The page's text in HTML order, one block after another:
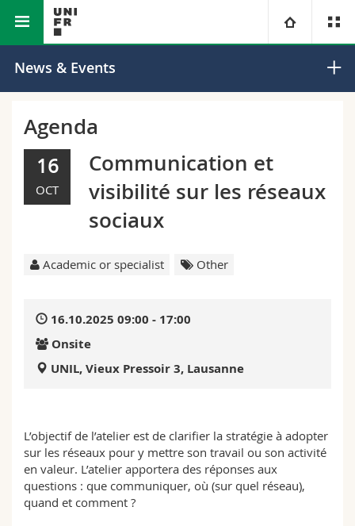
University
Campus
Research
Theology
Law
Education
Science and Medicine
You are
Prospective students
Researchers
Employees
Ressources
Libraries
Webmail
MyUnifr
Faculty of Science and
News & Events
Agenda
16
OCT
Communication et
visibilité sur les réseaux
sociaux
Academic or specialist Other
16.10.2025 09:00 - 17:00
Onsite
UNIL, Vieux Pressoir 3, Lausanne
L’objectif de l’atelier est de clarifier la stratégie à adopter
sur les réseaux pour y mettre son travail ou son activité
en valeur. L’atelier apportera des réponses aux
questions : que communiquer, où (sur quel réseau),
quand et comment ?